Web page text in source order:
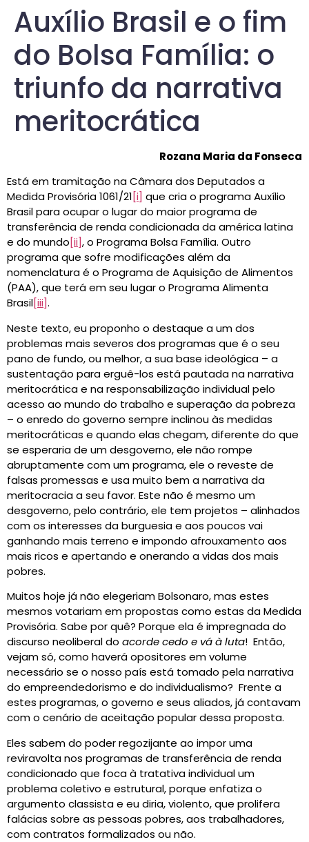
Auxílio Brasil e o fim
do Bolsa Família: o
triunfo da narrativa
meritocrática
Rozana Maria da Fonseca
Está em tramitação na Câmara dos Deputados a
Medida Provisória 1061/21[i] que cria o programa Auxílio
Brasil para ocupar o lugar do maior programa de
transferência de renda condicionada da américa latina
e do mundo[ii], o Programa Bolsa Família. Outro
programa que sofre modificações além da
nomenclatura é o Programa de Aquisição de Alimentos
(PAA), que terá em seu lugar o Programa Alimenta
Brasil[iii].
Neste texto, eu proponho o destaque a um dos
problemas mais severos dos programas que é o seu
pano de fundo, ou melhor, a sua base ideológica – a
sustentação para erguê-los está pautada na narrativa
meritocrática e na responsabilização individual pelo
acesso ao mundo do trabalho e superação da pobreza
– o enredo do governo sempre inclinou às medidas
meritocráticas e quando elas chegam, diferente do que
se esperaria de um desgoverno, ele não rompe
abruptamente com um programa, ele o reveste de
falsas promessas e usa muito bem a narrativa da
meritocracia a seu favor. Este não é mesmo um
desgoverno, pelo contrário, ele tem projetos – alinhados
com os interesses da burguesia e aos poucos vai
ganhando mais terreno e impondo afrouxamento aos
mais ricos e apertando e onerando a vidas dos mais
pobres.
Muitos hoje já não elegeriam Bolsonaro, mas estes
mesmos votariam em propostas como estas da Medida
Provisória. Sabe por quê? Porque ela é impregnada do
discurso neoliberal do acorde cedo e vá à luta! Então,
vejam só, como haverá opositores em volume
necessário se o nosso país está tomado pela narrativa
do empreendedorismo e do individualismo? Frente a
estes programas, o governo e seus aliados, já contavam
com o cenário de aceitação popular dessa proposta.
Eles sabem do poder regozijante ao impor uma
reviravolta nos programas de transferência de renda
condicionado que foca à tratativa individual um
problema coletivo e estrutural, porque enfatiza o
argumento classista e eu diria, violento, que prolifera
falácias sobre as pessoas pobres, aos trabalhadores,
com contratos formalizados ou não.